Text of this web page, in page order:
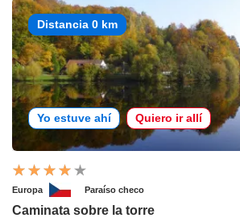
Distancia 0 km
Yo estuve ahí Quiero ir allí
Europa Paraíso checo
Caminata sobre la torre